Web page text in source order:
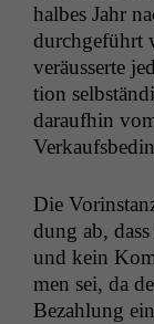
halbes Jahr
durchge­führt
veräusserte
tion
daraufhin
Die
dung ab,
und kein
men sei, da
Bezahlung